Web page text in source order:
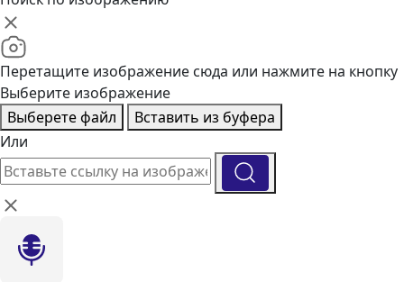
Перетащите изображение сюда или нажмите на кнопку
Выберите изображение
Выберете файл
Вставить из буфера
Или